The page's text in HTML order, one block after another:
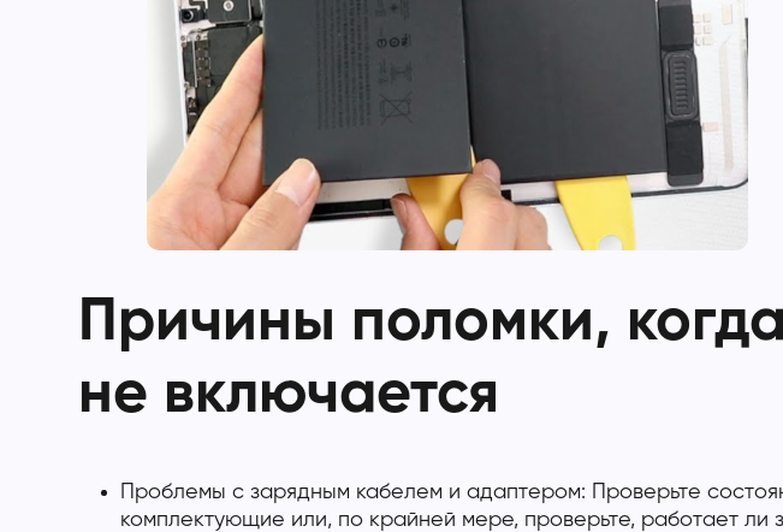
Причины поломки,
не включается
Проблемы с зарядным кабелем и адаптером: Проверьте
комплектующие или, по крайней мере, проверьте, работает ли